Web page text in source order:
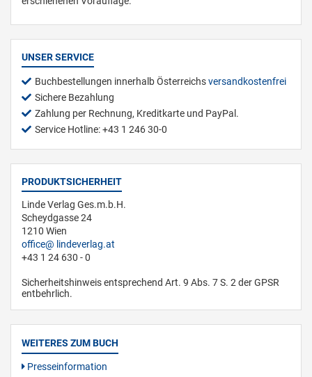
UNSER SERVICE
Buchbestellungen innerhalb Österreichsversandkostenfrei
Sichere Bezahlung
Zahlung per Rechnung, Kreditkarte und PayPal.
Service Hotline: +43 1 246 30-0
PRODUKTSICHERHEIT
Linde Verlag Ges.m.b.H.
Scheydgasse 24
1210 Wien
office
lindeverlag.at
+43 1 24 630 - 0
Sicherheitshinweis entsprechend Art. 9 Abs. 7 S. 2 der GPSR
entbehrlich.
WEITERES ZUM BUCH
Presseinformation